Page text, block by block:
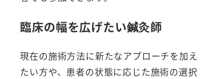
臨床の幅を広げたい鍼灸師
現在の施術方法に新たなアプローチを加え
たい方や、患者の状態に応じた施術の選択